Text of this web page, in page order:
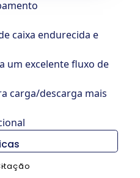
caixa endurecida e
um excelente fluxo de
carga/descarga mais